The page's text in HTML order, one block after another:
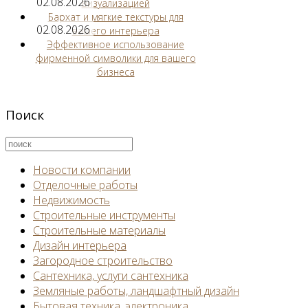
визуализацией
Бархат и мягкие текстуры для
вашего интерьера
02.08.2026
Эффективное использование
фирменной символики для вашего
бизнеса
Поиск
Новости компании
Отделочные работы
Недвижимость
Строительные инструменты
Строительные материалы
Дизайн интерьера
Загородное строительство
Сантехника, услуги сантехника
Земляные работы, ландшафтный дизайн